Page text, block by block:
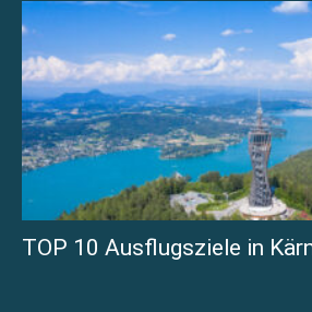
TOP 10 Ausflugsziele in